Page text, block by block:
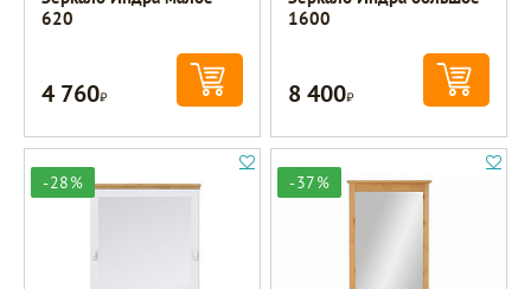
620
4 760Р
1600
8 400Р
-28% -37%